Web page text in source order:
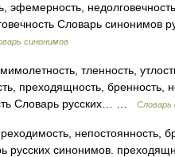
эфемерность,
Словарь синонимов
синонимов
тленность,
преходящность, бренность,
Словарь русских… …
Словарь
непостоянность,
русских синонимов.